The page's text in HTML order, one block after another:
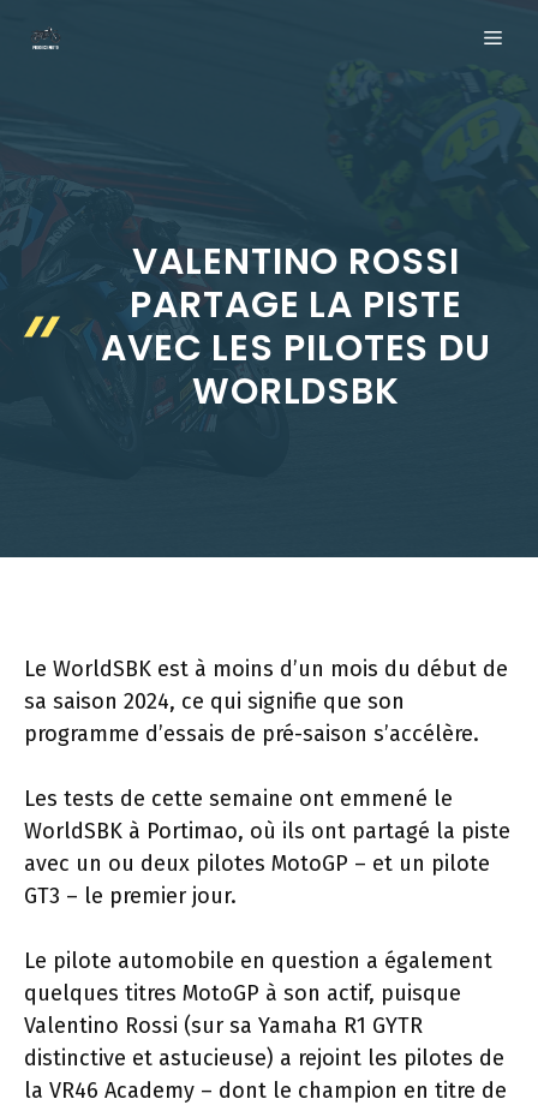
VALENTINO ROSSI
PARTAGE LA PISTE
AVEC LES PILOTES DU
WORLDSBK
Le WorldSBK est à moins d’un mois du début de
sa saison 2024, ce qui signifie que son
programme d’essais de pré-saison s’accélère.
Les tests de cette semaine ont emmené le
WorldSBK à Portimao, où ils ont partagé la piste
avec un ou deux pilotes MotoGP – et un pilote
GT3 – le premier jour.
Le pilote automobile en question a également
quelques titres MotoGP à son actif, puisque
Valentino Rossi (sur sa Yamaha R1 GYTR
distinctive et astucieuse) a rejoint les pilotes de
la VR46 Academy – dont le champion en titre de